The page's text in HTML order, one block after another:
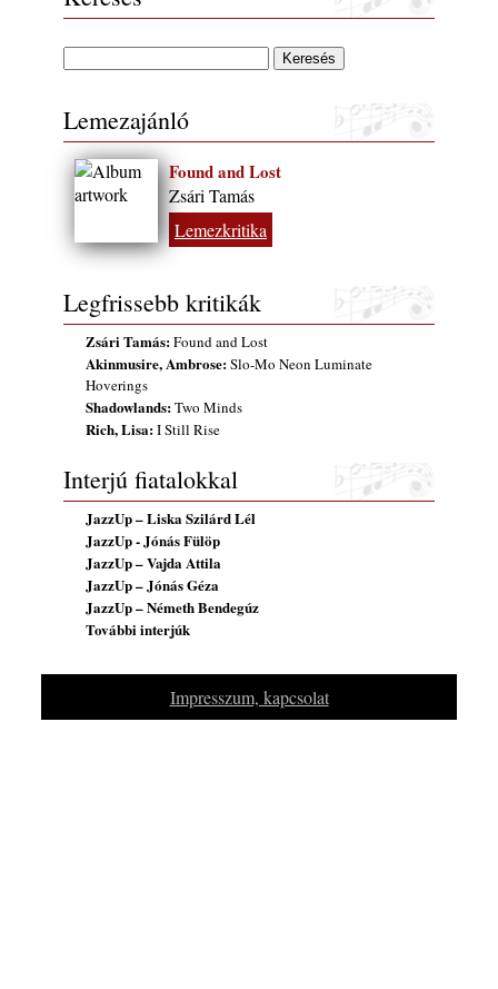
2026. július 13.
Lemezajánló
Found and Lost
Zsári Tamás
Lemezkritika
Legfrissebb kritikák
Zsári Tamás:Found and Lost
Akinmusire, Ambrose:Slo-Mo Neon Luminate
Hoverings
Shadowlands:Two Minds
Rich, Lisa:I Still Rise
Interjú fiatalokkal
JazzUp – Liska Szilárd Lél
JazzUp - Jónás Fülöp
JazzUp – Vajda Attila
JazzUp – Jónás Géza
JazzUp – Németh Bendegúz
További interjúk
Impresszum, kapcsolat